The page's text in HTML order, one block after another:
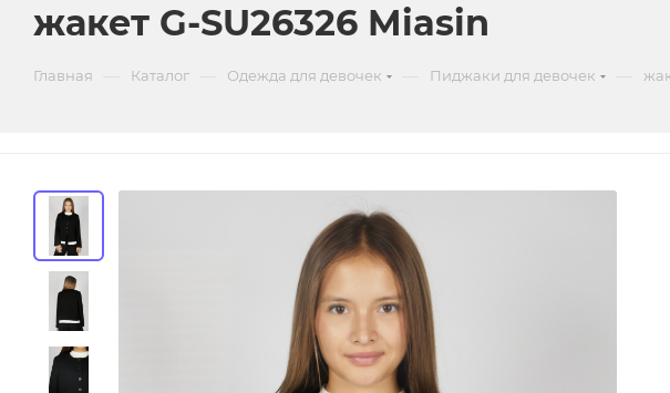
жакет G-SU26326 Miasin
Главная Каталог Одежда для девочек Пиджаки для девочек